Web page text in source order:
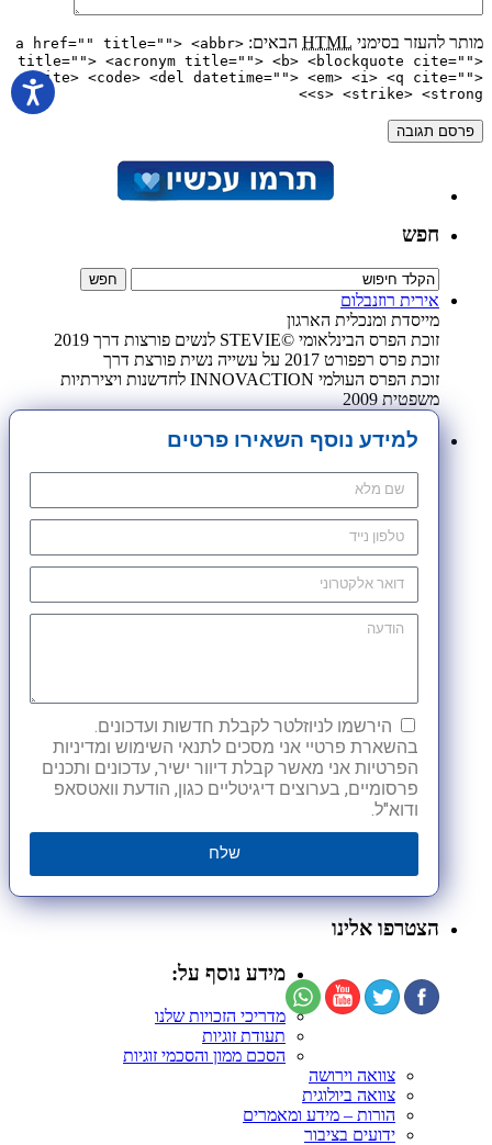
מותר להעזר בסימני HTML הבאים:
<a href="" title=""> <abbr
title=""> <acronym title=""> <b> <blockquote cite="">
<cite> <code> <del datetime=""> <em> <i> <q cite="">
<s> <strike> <strong>
חפש
אירית רוזנבלום
מייסדת ומנכלית הארגון
זוכת הפרס הבינלאומי ©STEVIE לנשים פורצות דרך 2019
זוכת פרס רפפורט 2017 על עשייה נשית פורצת דרך
זוכת הפרס העולמי INNOVACTION לחדשנות ויצירתיות
משפטית 2009
למידע נוסף השאירו פרטים
הירשמו לניוזלטר לקבלת חדשות ועדכונים.
בהשארת פרטיי אני מסכים לתנאי השימוש ומדיניות
הפרטיות אני מאשר קבלת דיוור ישיר, עדכונים ותכנים
פרסומיים, בערוצים דיגיטליים כגון, הודעת וואטסאפ
ודוא"ל.
שלח
הצטרפו אלינו
מידע נוסף על:
מדריכי הזכויות שלנו
תעודת זוגיות
הסכם ממון והסכמי זוגיות
צוואה וירושה
צוואה ביולוגית
הורות – מידע ומאמרים
ידועים בציבור